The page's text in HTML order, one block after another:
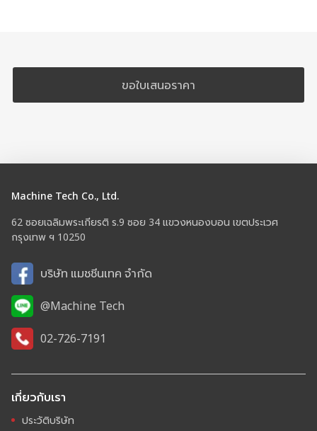
ขอใบเสนอราคา
Machine Tech Co., Ltd.
62 ซอยเฉลิมพระเกียรติ ร.9 ซอย 34 แขวงหนองบอน เขตประเวศ
กรุงเทพ ฯ 10250
บริษัท แมชชีนเทค จำกัด
@Machine Tech
02-726-7191
เกี่ยวกับเรา
ประวัติบริษัท